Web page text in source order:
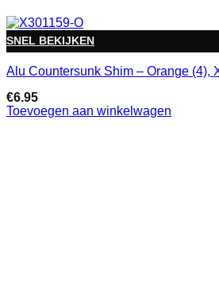
SNEL BEKIJKEN
Alu Countersunk Shim – Orange (4),
€6.95
Toevoegen aan winkelwagen